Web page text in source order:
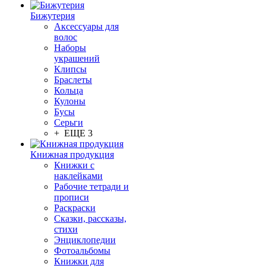
Бижутерия
Аксессуары для
волос
Наборы
украшений
Клипсы
Браслеты
Кольца
Кулоны
Бусы
Серьги
+ ЕЩЕ 3
Книжная продукция
Книжки с
наклейками
Рабочие тетради и
прописи
Раскраски
Сказки, рассказы,
стихи
Энциклопедии
Фотоальбомы
Книжки для